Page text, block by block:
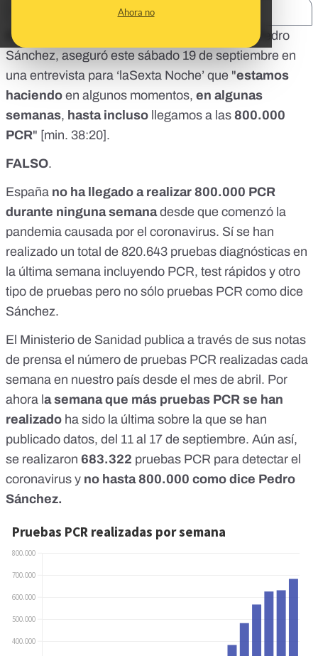
Ahora no
El presidente del Gobierno y líder del PSOE, Pedro
Sánchez, aseguró este sábado 19 de septiembre en
una entrevista para ‘laSexta Noche’ que "estamos
haciendo en algunos momentos, en algunas
semanas, hasta incluso llegamos a las 800.000
PCR" [min. 38:20].
FALSO.
España no ha llegado a realizar 800.000 PCR
durante ninguna semanadesde que comenzó la
pandemia causada por el coronavirus. Sí se han
realizado un total de 820.643 pruebas diagnósticas en
la última semana incluyendo PCR, test rápidos y otro
tipo de pruebas pero no sólo pruebas PCR como dice
Sánchez.
El Ministerio de Sanidad publica a través de sus notas
de prensa el número de pruebas PCR realizadas cada
semana en nuestro país desde el mes de abril. Por
ahora l a semana que más pruebas PCR se han
realizado ha sido la última sobre la que se han
publicado datos, del 11 al 17 de septiembre. Aún así,
se realizaron 683.322 pruebas PCR para detectar el
coronavirus y no hasta 800.000 como dice Pedro
Sánchez.